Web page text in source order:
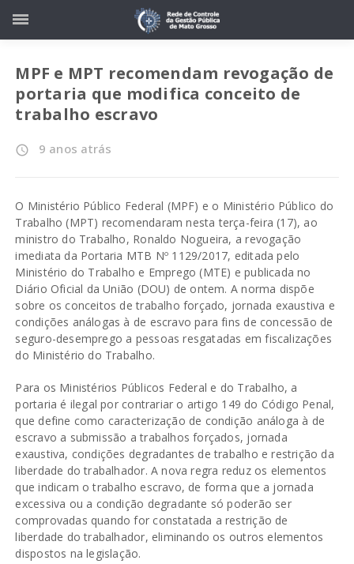
MPF e MPT recomendam revogação de
portaria que modifica conceito de
trabalho escravo
access_time 9 anos atrás
O Ministério Público Federal (MPF) e o Ministério Público do
Trabalho (MPT) recomendaram nesta terça-feira (17), ao
ministro do Trabalho, Ronaldo Nogueira, a revogação
imediata da Portaria MTB Nº 1129/2017, editada pelo
Ministério do Trabalho e Emprego (MTE) e publicada no
Diário Oficial da União (DOU) de ontem. A norma dispõe
sobre os conceitos de trabalho forçado, jornada exaustiva e
condições análogas à de escravo para fins de concessão de
seguro-desemprego a pessoas resgatadas em fiscalizações
do Ministério do Trabalho.
Para os Ministérios Públicos Federal e do Trabalho, a
portaria é ilegal por contrariar o artigo 149 do Código Penal,
que define como caracterização de condição análoga à de
escravo a submissão a trabalhos forçados, jornada
exaustiva, condições degradantes de trabalho e restrição da
liberdade do trabalhador. A nova regra reduz os elementos
que indicam o trabalho escravo, de forma que a jornada
excessiva ou a condição degradante só poderão ser
comprovadas quando for constatada a restrição de
liberdade do trabalhador, eliminando os outros elementos
dispostos na legislação.